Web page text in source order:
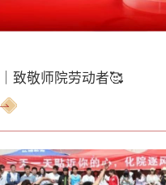
致敬师院劳动者🥰